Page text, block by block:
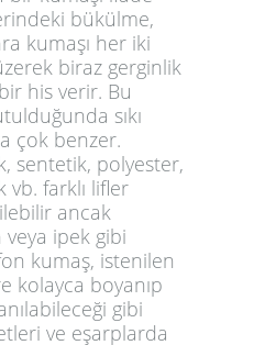
bükülme,
kumaşı her iki
biraz gerginlik
his verir. Bu
sıkı
çok benzer.
sentetik, polyester,
vb. farklı lifler
ancak
ipek gibi
kumaş, istenilen
kolayca boyanıp
gibi
ve eşarplarda